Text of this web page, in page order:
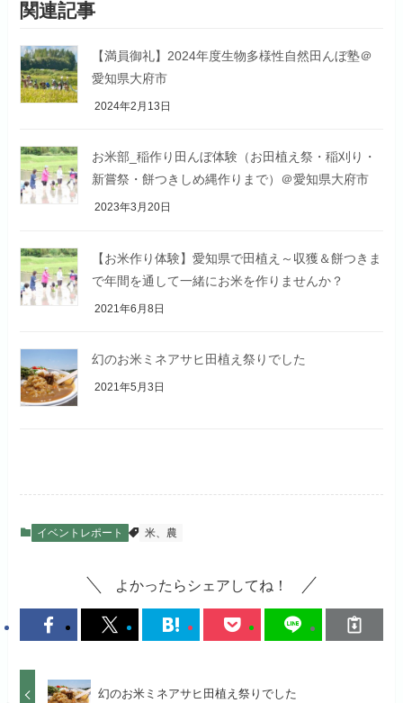
関連記事
【満員御礼】2024年度生物多様性自然田んぼ塾＠
愛知県大府市
2024年2月13日
お米部_稲作り田んぼ体験（お田植え祭・稲刈り・
新嘗祭・餅つきしめ縄作りまで）＠愛知県大府市
2023年3月20日
【お米作り体験】愛知県で田植え～収獲＆餅つきま
で年間を通して一緒にお米を作りませんか？
2021年6月8日
幻のお米ミネアサヒ田植え祭りでした
2021年5月3日
イベントレポート 米、農
よかったらシェアしてね！
幻のお米ミネアサヒ田植え祭りでした